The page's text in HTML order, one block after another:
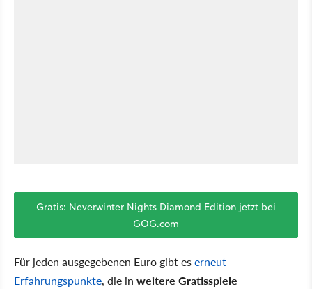
Gratis: Neverwinter Nights Diamond Edition jetzt bei
GOG.com
Für jeden ausgegebenen Euro gibt eserneut
Erfahrungspunkte, die in weitere Gratisspiele